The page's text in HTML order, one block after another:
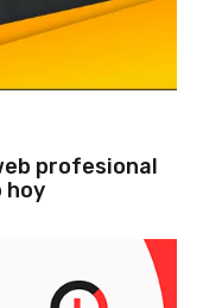
profesional
hoy